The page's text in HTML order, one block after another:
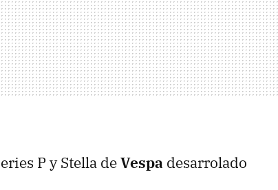
P y Stella deVespa desarrolado